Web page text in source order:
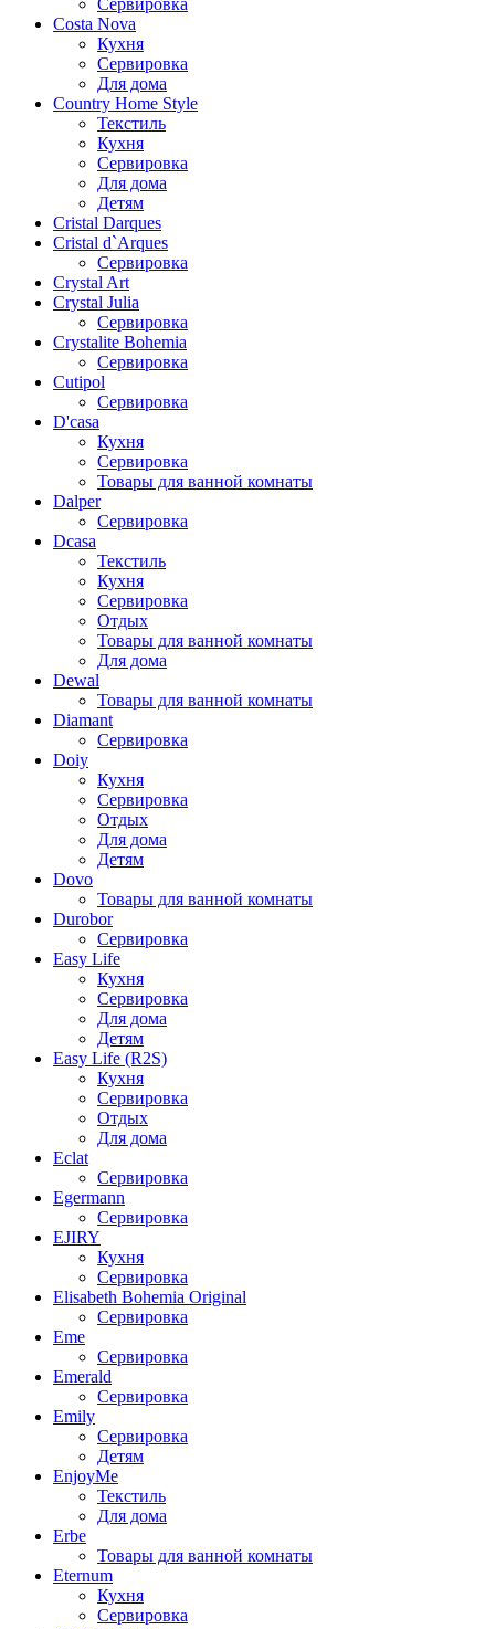
Сервировка
Costa Nova
Кухня
Сервировка
Для дома
Country Home Style
Текстиль
Кухня
Сервировка
Для дома
Детям
Cristal Darques
Cristal d`Arques
Сервировка
Crystal Art
Crystal Julia
Сервировка
Crystalite Bohemia
Сервировка
Cutipol
Сервировка
D'casa
Кухня
Сервировка
Товары для ванной комнаты
Dalper
Сервировка
Dcasa
Текстиль
Кухня
Сервировка
Отдых
Товары для ванной комнаты
Для дома
Dewal
Товары для ванной комнаты
Diamant
Сервировка
Doiy
Кухня
Сервировка
Отдых
Для дома
Детям
Dovo
Товары для ванной комнаты
Durobor
Сервировка
Easy Life
Кухня
Сервировка
Для дома
Детям
Easy Life (R2S)
Кухня
Сервировка
Отдых
Для дома
Eclat
Сервировка
Egermann
Сервировка
EJIRY
Кухня
Сервировка
Elisabeth Bohemia Original
Сервировка
Eme
Сервировка
Emerald
Сервировка
Emily
Сервировка
Детям
EnjoyMe
Текстиль
Для дома
Erbe
Товары для ванной комнаты
Eternum
Кухня
Сервировка